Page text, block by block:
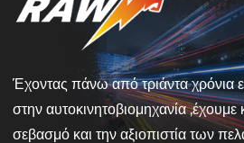
Έχοντας πάνω από τριάντα χρόνια
στην αυτοκινητοβιομηχανία ,έχουμε
σεβασμό και την αξιοπιστία των